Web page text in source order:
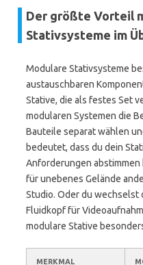
Der größte Vorteil
Stativsysteme im
Modulare Stativsysteme
austauschbaren
Stative, die als festes Set
modularen Systemen die
Bauteile separat wählen
bedeutet, dass du dein
Anforderungen abstimmen
für unebenes Gelände
Studio. Oder du wechselst
Fluidkopf für
modulare Stative
MERKMAL